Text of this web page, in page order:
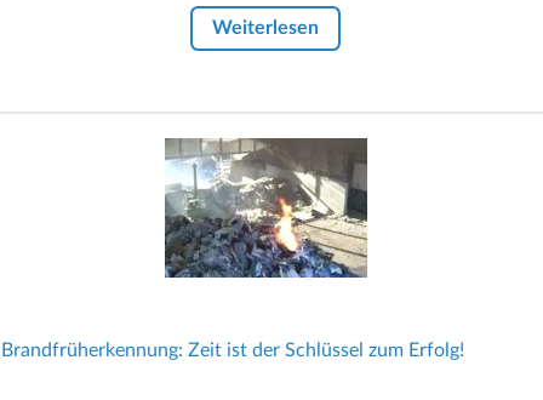
Weiterlesen
Brandfrüherkennung: Zeit ist der Schlüssel zum Erfolg!